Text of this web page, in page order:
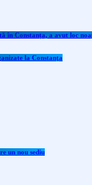
în Constanța, a avut loc
la Constanţa
un nou sediu